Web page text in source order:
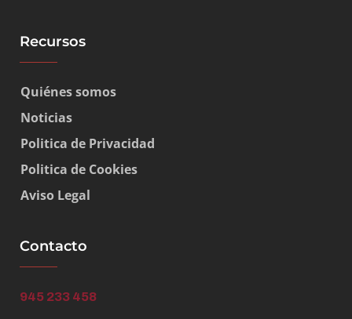
Recursos
Quiénes somos
Noticias
Politica de Privacidad
Politica de Cookies
Aviso Legal
Contacto
945 233 458